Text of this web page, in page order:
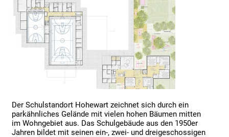
Der Schulstandort Hohewart zeichnet sich durch ein
parkähnliches Gelände mit vielen hohen Bäumen mitten
im Wohngebiet aus. Das Schulgebäude aus den 1950er
Jahren bildet mit seinen ein-, zwei- und dreigeschossigen